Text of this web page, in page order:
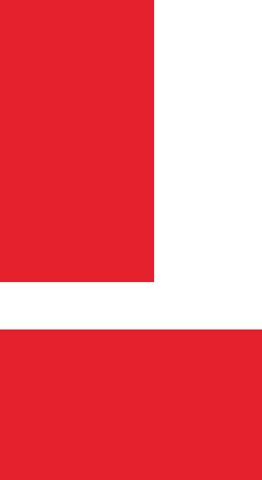
Widerøe
noruegos.
para